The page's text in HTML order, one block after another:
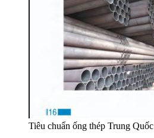
Tiêu chuẩn ống thép Trung Quốc